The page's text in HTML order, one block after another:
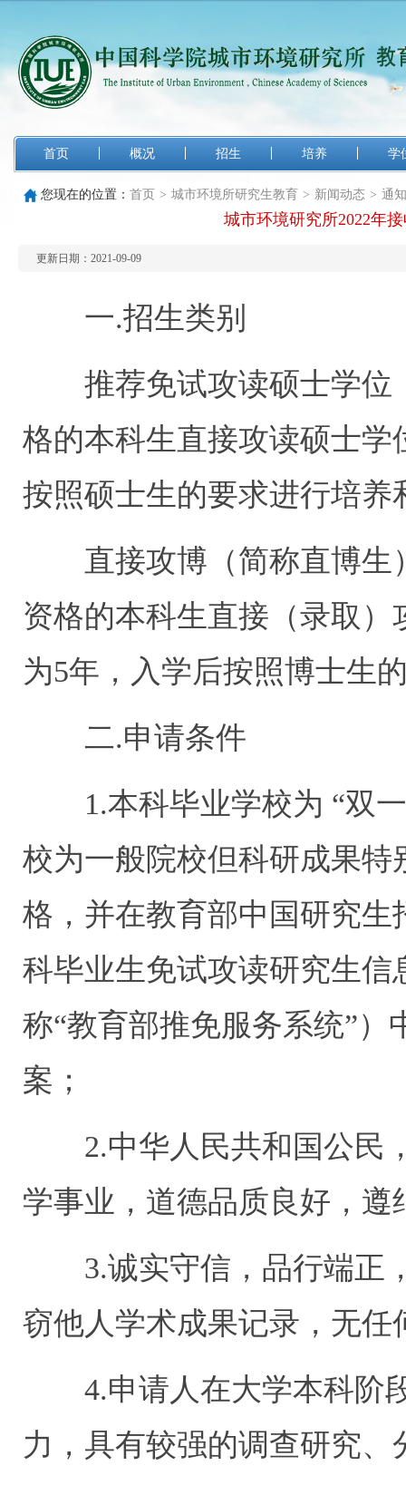
首页 概况 招生 培养 学
您现在的位置： 首页 > 城市环境所研究生教育 > 新闻动态 > 通
城市环境研究所2022年
更新日期：2021-09-09
一.招生类别
推荐免试攻读硕士学位
格的本科生直接攻读硕士
按照硕士生的要求进行培
直接攻博（简称直博生
资格的本科生直接（录取
为5年，入学后按照博士生
二.申请条件
1.本科毕业学校为 “双一
校为一般院校但科研成果
格，并在教育部中国研究生
科毕业生免试攻读研究生信
称“教育部推免服务系统”
案；
2.中华人民共和国公民
学事业，道德品质良好，遵
3.诚实守信，品行端正
窃他人学术成果记录，无
4.申请人在大学本科阶
力，具有较强的调查研究